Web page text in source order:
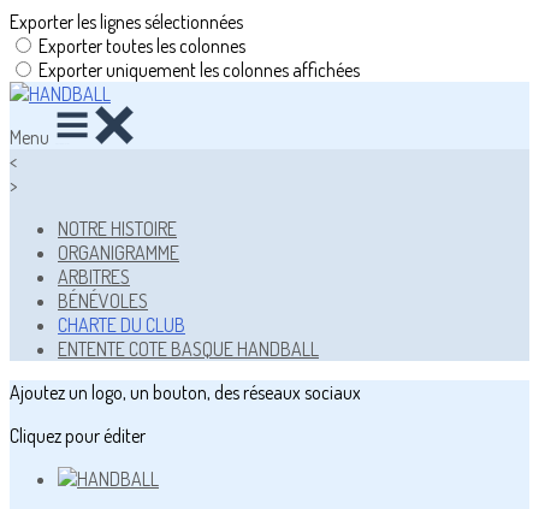
Exporter les lignes sélectionnées
Exporter toutes les colonnes
Exporter uniquement les colonnes affichées
Menu
<
>
NOTRE HISTOIRE
ORGANIGRAMME
ARBITRES
BÉNÉVOLES
CHARTE DU CLUB
ENTENTE COTE BASQUE HANDBALL
Ajoutez un logo, un bouton, des réseaux sociaux
Cliquez pour éditer